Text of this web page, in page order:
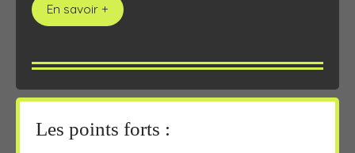
En savoir +
Les points forts :